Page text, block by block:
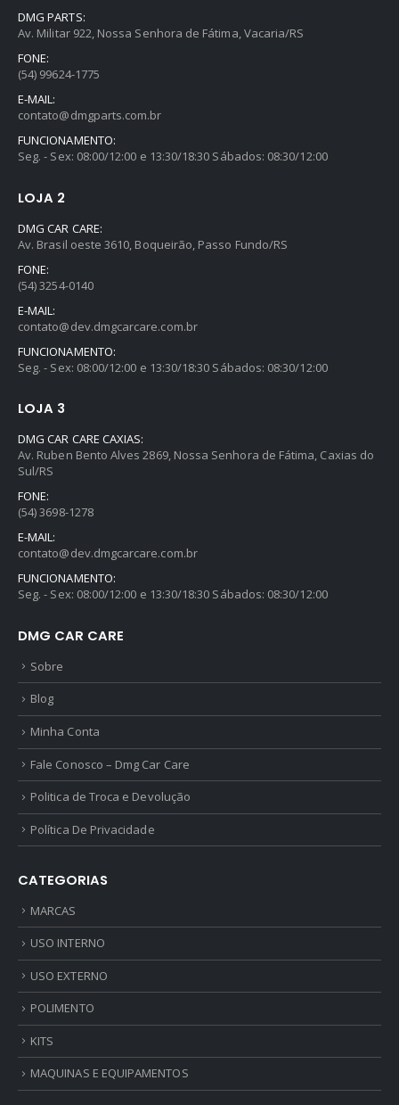
DMG PARTS:
Av. Militar 922, Nossa Senhora de Fátima, Vacaria/RS
FONE:
(54) 99624-1775
E-MAIL:
contato@dmgparts.com.br
FUNCIONAMENTO:
Seg. - Sex: 08:00/12:00 e 13:30/18:30 Sábados: 08:30/12:00
LOJA 2
DMG CAR CARE:
Av. Brasil oeste 3610, Boqueirão, Passo Fundo/RS
FONE:
(54) 3254-0140
E-MAIL:
contato@dev.dmgcarcare.com.br
FUNCIONAMENTO:
Seg. - Sex: 08:00/12:00 e 13:30/18:30 Sábados: 08:30/12:00
LOJA 3
DMG CAR CARE CAXIAS:
Av. Ruben Bento Alves 2869, Nossa Senhora de Fátima, Caxias do
Sul/RS
FONE:
(54) 3698-1278
E-MAIL:
contato@dev.dmgcarcare.com.br
FUNCIONAMENTO:
Seg. - Sex: 08:00/12:00 e 13:30/18:30 Sábados: 08:30/12:00
DMG CAR CARE
Sobre
Blog
Minha Conta
Fale Conosco – Dmg Car Care
Politica de Troca e Devolução
Política De Privacidade
CATEGORIAS
MARCAS
USO INTERNO
USO EXTERNO
POLIMENTO
KITS
MAQUINAS E EQUIPAMENTOS